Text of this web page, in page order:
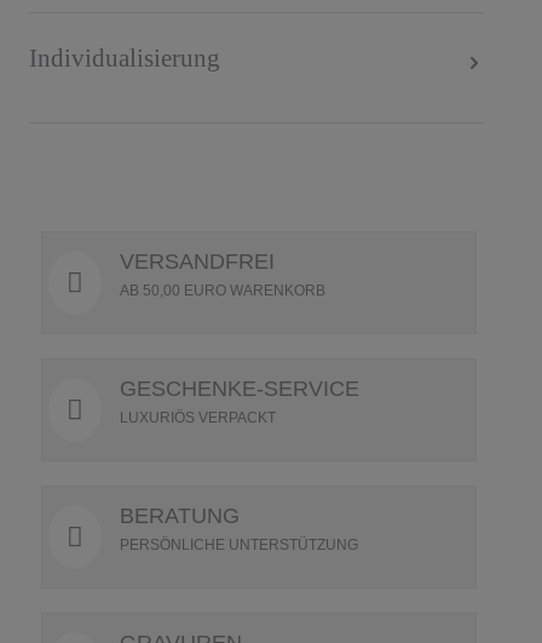
Individualisierung
VERSANDFREI
AB 50,00 EURO WARENKORB
GESCHENKE-SERVICE
LUXURIÖS VERPACKT
BERATUNG
PERSÖNLICHE UNTERSTÜTZUNG